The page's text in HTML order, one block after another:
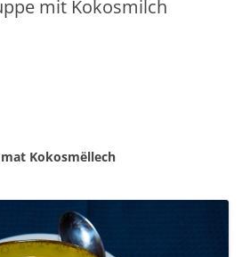
mit Kokosmilch
Kokosmëllech